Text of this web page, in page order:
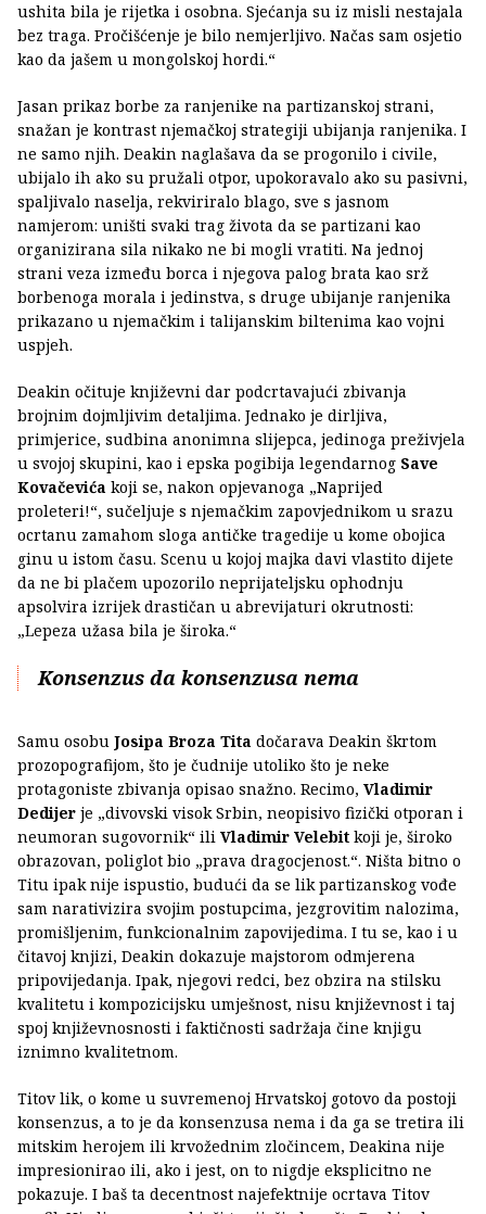
ushita bila je rijetka i osobna. Sjećanja su iz misli nestajala
bez traga. Pročišćenje je bilo nemjerljivo. Načas sam osjetio
kao da jašem u mongolskoj hordi.“
Jasan prikaz borbe za ranjenike na partizanskoj strani,
snažan je kontrast njemačkoj strategiji ubijanja ranjenika. I
ne samo njih. Deakin naglašava da se progonilo i civile,
ubijalo ih ako su pružali otpor, upokoravalo ako su pasivni,
spaljivalo naselja, rekviriralo blago, sve s jasnom
namjerom: uništi svaki trag života da se partizani kao
organizirana sila nikako ne bi mogli vratiti. Na jednoj
strani veza između borca i njegova palog brata kao srž
borbenoga morala i jedinstva, s druge ubijanje ranjenika
prikazano u njemačkim i talijanskim biltenima kao vojni
uspjeh.
Deakin očituje književni dar podcrtavajući zbivanja
brojnim dojmljivim detaljima. Jednako je dirljiva,
primjerice, sudbina anonimna slijepca, jedinoga preživjela
u svojoj skupini, kao i epska pogibija legendarnog Save
Kovačevića koji se, nakon opjevanoga „Naprijed
proleteri!“, sučeljuje s njemačkim zapovjednikom u srazu
ocrtanu zamahom sloga antičke tragedije u kome obojica
ginu u istom času. Scenu u kojoj majka davi vlastito dijete
da ne bi plačem upozorilo neprijateljsku ophodnju
apsolvira izrijek drastičan u abrevijaturi okrutnosti:
„Lepeza užasa bila je široka.“
Konsenzus da konsenzusa nema
Samu osobu Josipa Broza Tita dočarava Deakin škrtom
prozopografijom, što je čudnije utoliko što je neke
protagoniste zbivanja opisao snažno. Recimo, Vladimir
Dedijer je „divovski visok Srbin, neopisivo fizički otporan i
neumoran sugovornik“ ili Vladimir Velebit koji je, široko
obrazovan, poliglot bio „prava dragocjenost.“. Ništa bitno o
Titu ipak nije ispustio, budući da se lik partizanskog vođe
sam narativizira svojim postupcima, jezgrovitim nalozima,
promišljenim, funkcionalnim zapovijedima. I tu se, kao i u
čitavoj knjizi, Deakin dokazuje majstorom odmjerena
pripovijedanja. Ipak, njegovi redci, bez obzira na stilsku
kvalitetu i kompozicijsku umješnost, nisu književnost i taj
spoj književnosnosti i faktičnosti sadržaja čine knjigu
iznimno kvalitetnom.
Titov lik, o kome u suvremenoj Hrvatskoj gotovo da postoji
konsenzus, a to je da konsenzusa nema i da ga se tretira ili
mitskim herojem ili krvožednim zločincem, Deakina nije
impresionirao ili, ako i jest, on to nigdje eksplicitno ne
pokazuje. I baš ta decentnost najefektnije ocrtava Titov